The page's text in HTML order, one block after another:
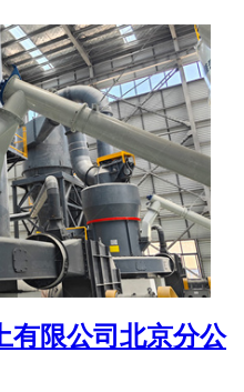
有限公司北京分公